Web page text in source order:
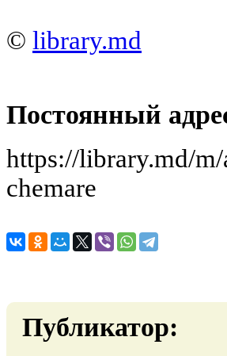
© library.md
Постоянный
https://library.md/
chemare
Публикатор: